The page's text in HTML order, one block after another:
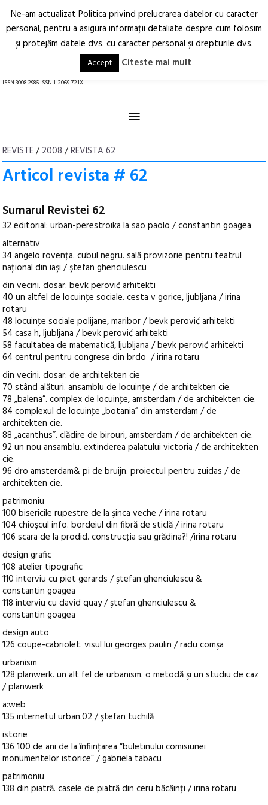
Arhitectură.
Oraș.
RO EN
ISSN 3008-2986 ISSN-L 2069-721X
≡
REVISTE/2008 /REVISTA 62
Articol revista # 62
Sumarul Revistei 62
32 editorial: urban-perestroika la sao paolo / constantin goagea
alternativ
34 angelo rovenţa. cubul negru. sală provizorie pentru teatrul
naţional din iaşi / ştefan ghenciulescu
din vecini. dosar: bevk perović arhitekti
40 un altfel de locuinţe sociale. cesta v gorice, ljubljana / irina
rotaru
48 locuinţe sociale polijane, maribor / bevk perović arhitekti
54 casa h, ljubljana / bevk perović arhitekti
58 facultatea de matematică, ljubljana / bevk perović arhitekti
64 centrul pentru congrese din brdo / irina rotaru
din vecini. dosar: de architekten cie
70 stând alături. ansamblu de locuinţe / de architekten cie.
78 „balena”. complex de locuinţe, amsterdam / de architekten cie.
84 complexul de locuinţe „botania” din amsterdam / de
architekten cie.
88 „acanthus”. clădire de birouri, amsterdam / de architekten cie.
92 un nou ansamblu. extinderea palatului victoria / de architekten
cie.
96 dro amsterdam& pi de bruijn. proiectul pentru zuidas / de
architekten cie.
patrimoniu
100 bisericile rupestre de la şinca veche / irina rotaru
104 chioşcul info. bordeiul din fibră de sticlă / irina rotaru
106 scara de la prodid. construcţia sau grădina?! /irina rotaru
design grafic
108 atelier tipografic
110 interviu cu piet gerards / ştefan ghenciulescu &
constantin goagea
118 interviu cu david quay / ştefan ghenciulescu &
constantin goagea
design auto
126 coupe-cabriolet. visul lui georges paulin / radu comşa
urbanism
128 planwerk. un alt fel de urbanism. o metodă şi un studiu de caz
/ planwerk
a:web
135 internetul urban.02 / ştefan tuchilă
istorie
136 100 de ani de la înfiinţarea “buletinului comisiunei
monumentelor istorice” / gabriela tabacu
patrimoniu
138 din piatră. casele de piatră din ceru băcăinţi / irina rotaru
Ne-am actualizat Politica privind prelucrarea datelor cu caracter
personal, pentru a asigura informaţii detaliate despre cum folosim
şi protejăm datele dvs. cu caracter personal şi drepturile dvs.
Accept Citeste mai mult